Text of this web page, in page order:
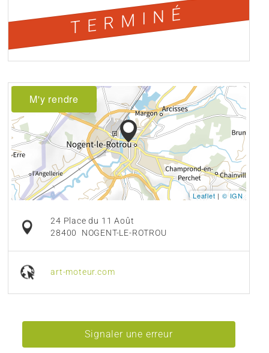
TERMINÉ
M'y rendre
Leaflet | © IGN
24 Place du 11 Août
28400
NOGENT-LE-ROTROU
art-moteur.com
Signaler une erreur